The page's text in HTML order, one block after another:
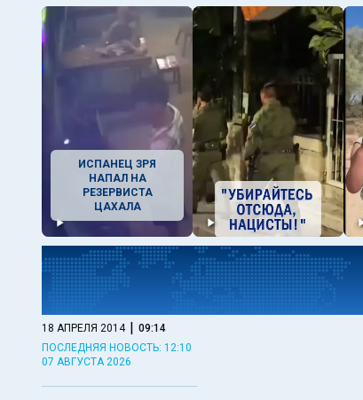
ИСПАНЕЦ ЗРЯ
НАПАЛ НА
РЕЗЕРВИСТА
ЦАХАЛА
18 АПРЕЛЯ 2014 | 09:14
ПОСЛЕДНЯЯ НОВОСТЬ: 12:10
07 АВГУСТА 2026